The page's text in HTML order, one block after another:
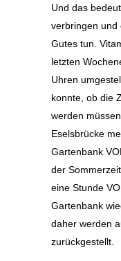
Und das
verbringen und
Gutes tun.
letzten
Uhren
konnte, ob die
werden
Eselsbrücke
Gartenbank
der
eine Stunde
Gartenbank
daher werden
zurückgestellt.